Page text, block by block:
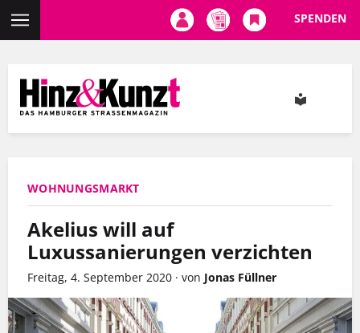
Inhalt
SPENDEN
WOHNUNGSMARKT
Akelius will auf
Luxussanierungen verzichten
Freitag, 4. September 2020 · von Jonas Füllner